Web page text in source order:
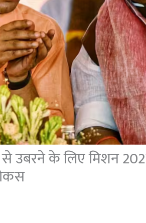
के लिए मिशन